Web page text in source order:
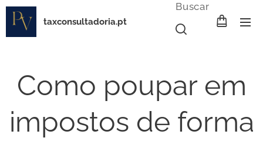
taxconsultadoria.pt
Buscar
Como poupar em
impostos de forma